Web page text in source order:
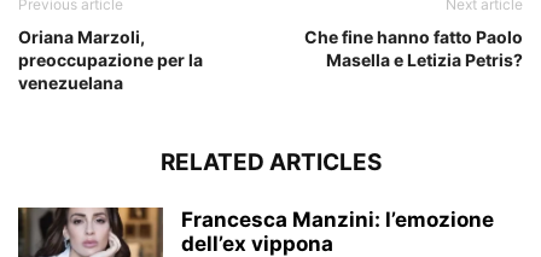
Previous article
Oriana Marzoli,
preoccupazione per la
venezuelana
Next article
Che fine hanno fatto Paolo
Masella e Letizia Petris?
RELATED ARTICLES
Francesca Manzini: l’emozione
dell’ex vippona